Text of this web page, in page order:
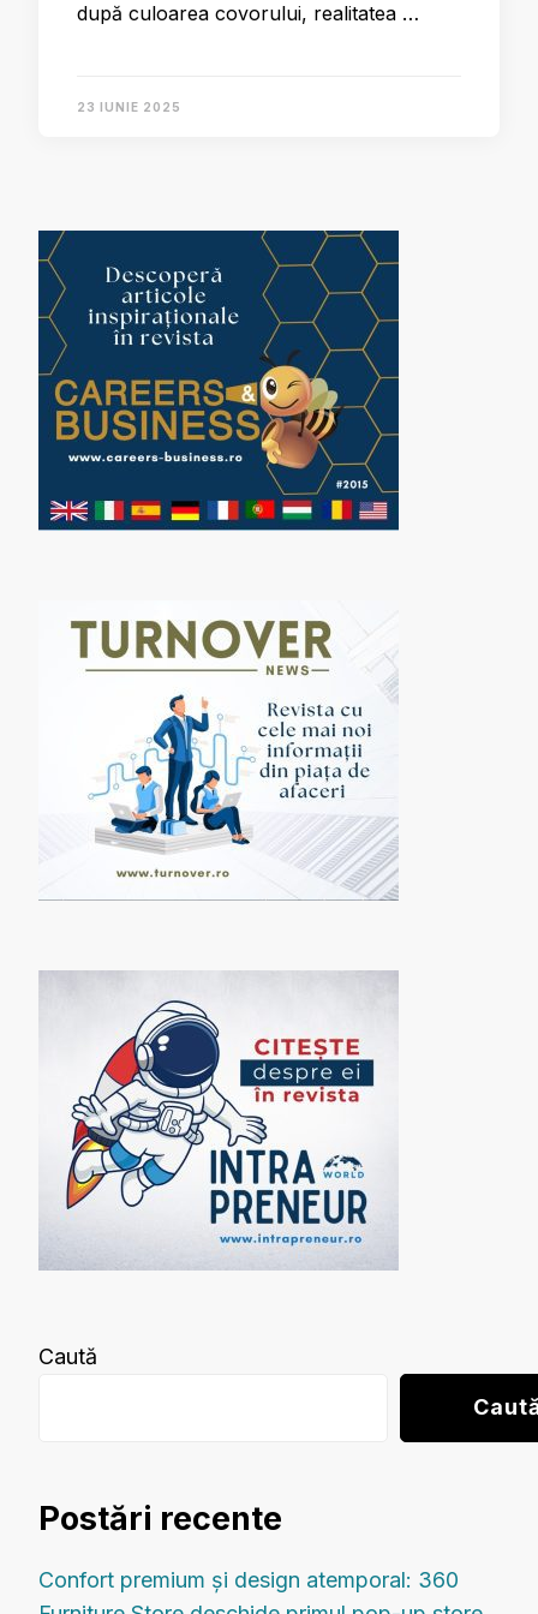
după culoarea covorului, realitatea …
23 IUNIE 2025
Caută
Postări recente
Confort premium și design atemporal: 360